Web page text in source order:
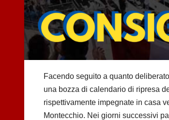
Facendo seguito a quanto
una bozza di calendario di ripresa
rispettivamente impegnate in casa
Montecchio. Nei giorni successivi